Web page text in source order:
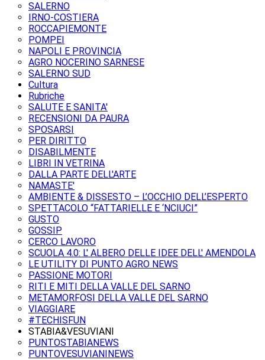
SALERNO
IRNO-COSTIERA
ROCCAPIEMONTE
POMPEI
NAPOLI E PROVINCIA
AGRO NOCERINO SARNESE
SALERNO SUD
Cultura
Rubriche
SALUTE E SANITA'
RECENSIONI DA PAURA
SPOSARSI
PER DIRITTO
DISABILMENTE
LIBRI IN VETRINA
DALLA PARTE DELL'ARTE
NAMASTE'
AMBIENTE & DISSESTO – L’OCCHIO DELL’ESPERTO
SPETTACOLO “FATTARIELLE E ‘NCIUCI”
GUSTO
GOSSIP
CERCO LAVORO
SCUOLA 4.0: L' ALBERO DELLE IDEE DELL' AMENDOLA
LE UTILITY DI PUNTO AGRO NEWS
PASSIONE MOTORI
RITI E MITI DELLA VALLE DEL SARNO
METAMORFOSI DELLA VALLE DEL SARNO
VIAGGIARE
#TECHISFUN
STABIA&VESUVIANI
PUNTOSTABIANEWS
PUNTOVESUVIANINEWS